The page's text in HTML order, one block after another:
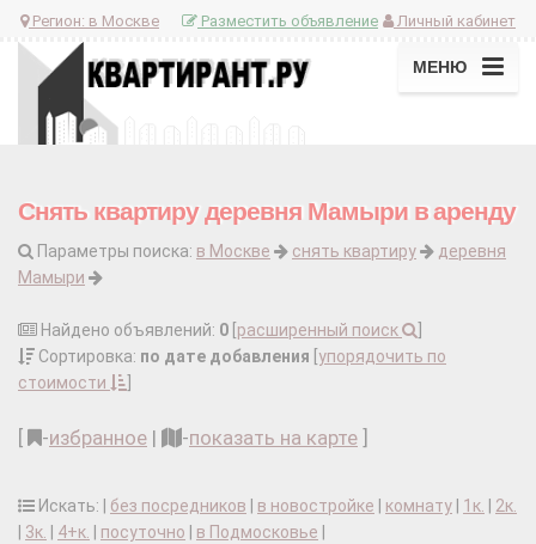
Регион: в Москве Личный кабинет
Разместить объявление
МЕНЮ
Снять квартиру деревня Мамыри в аренду
Параметры поиска: в Москве снять квартиру
деревня
Мамыри
Найдено объявлений: 0 расширенный поиск
Сортировка: по дате добавления упорядочить по
стоимости
-избранное | -показать на карте
Искать: | без посредников в новостройке комнату 1к.
2к.
3к. 4+к. посуточно в Подмосковье